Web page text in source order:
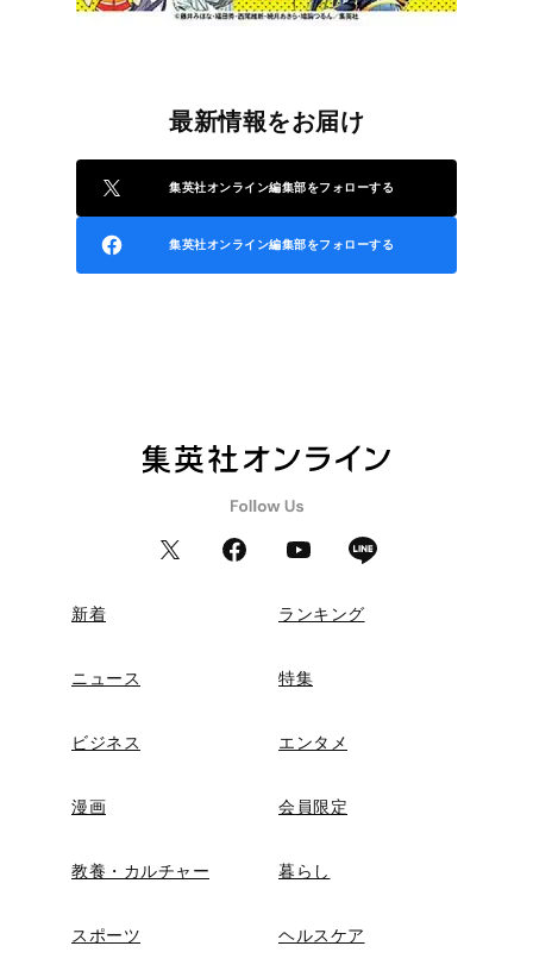
最新情報をお届け
集英社オンライン編集部をフォローする
集英社オンライン編集部をフォローする
新着 ランキング
ニュース 特集
ビジネス エンタメ
漫画 会員限定
教養・カルチャー 暮らし
スポーツ ヘルスケア